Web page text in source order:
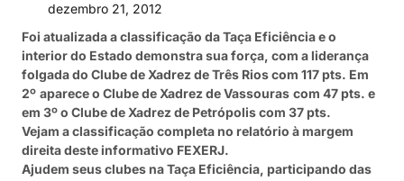
dezembro 21, 2012
Foi atualizada a classificação da Taça Eficiência e o
interior do Estado demonstra sua força, com a liderança
folgada do Clube de Xadrez de Três Rios com 117 pts. Em
2º aparece o Clube de Xadrez de Vassouras com 47 pts. e
em 3º o Clube de Xadrez de Petrópolis com 37 pts.
Vejam a classificação completa no relatório à margem
direita deste informativo FEXERJ.
Ajudem seus clubes na Taça Eficiência, participando das